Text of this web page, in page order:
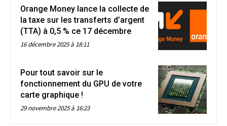
Orange Money lance la collecte de
la taxe sur les transferts d’argent
(TTA) à 0,5 % ce 17 décembre
16 décembre 2025 à 18:11
Pour tout savoir sur le
fonctionnement du GPU de votre
carte graphique !
29 novembre 2025 à 16:23